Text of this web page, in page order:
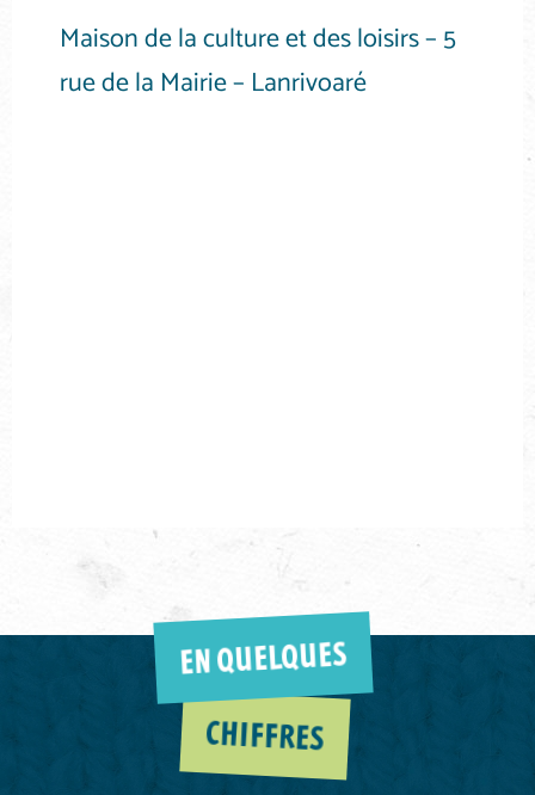
Maison de la culture et des loisirs – 5
rue de la Mairie – Lanrivoaré
EN QUELQUES
CHIFFRES